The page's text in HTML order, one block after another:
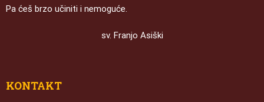
Pa ćeš brzo učiniti i nemoguće.
sv. Franjo Asiški
KONTAKT